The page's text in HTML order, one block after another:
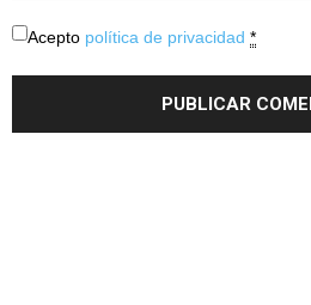
Acepto política de privacidad *